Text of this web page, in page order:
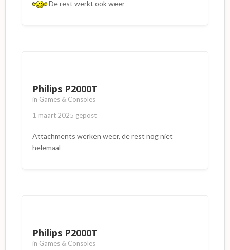
De rest werkt ook weer
Philips P2000T
in Games & Consoles
1 maart 2025 gepost
Attachments werken weer, de rest nog niet
helemaal
Philips P2000T
in Games & Consoles